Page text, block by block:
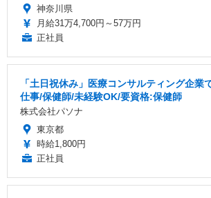
神奈川県
月給31万4,700円～57万円
正社員
「土日祝休み」医療コンサルティング企業
仕事/保健師/未経験OK/要資格:保健師
株式会社パソナ
東京都
時給1,800円
正社員